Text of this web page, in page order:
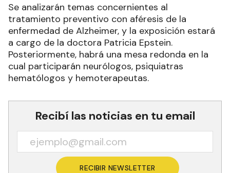
Se analizarán temas concernientes al
tratamiento preventivo con aféresis de la
enfermedad de Alzheimer, y la exposición estará
a cargo de la doctora Patricia Epstein.
Posteriormente, habrá una mesa redonda en la
cual participarán neurólogos, psiquiatras
hematólogos y hemoterapeutas.
Recibí las noticias en tu email
RECIBIR NEWSLETTER